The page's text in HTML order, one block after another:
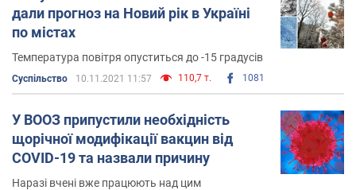
дали прогноз на Новий рік в Україні
по містах
Температура повітря опуститься до -15 градусів
Суспільство 10.11.2021 11:57 110,7 т. 1081
У ВООЗ припустили необхідність
щорічної модифікації вакцин від
COVID-19 та назвали причину
Наразі вчені вже працюють над цим